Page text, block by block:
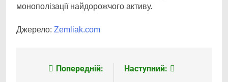
монополізації найдорожчого активу.
Джерело: Zemliak.com
НавігаціяПопередній:
Наступний: